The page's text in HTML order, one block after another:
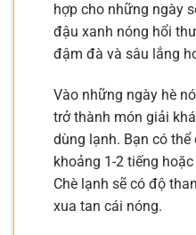
hợp cho những ngày
đậu xanh nóng hổi
đậm đà và sâu lắng
Vào những ngày hè
trở thành món giải
dùng lạnh. Bạn có thể
khoảng 1-2 tiếng
Chè lạnh sẽ có độ
xua tan cái nóng.